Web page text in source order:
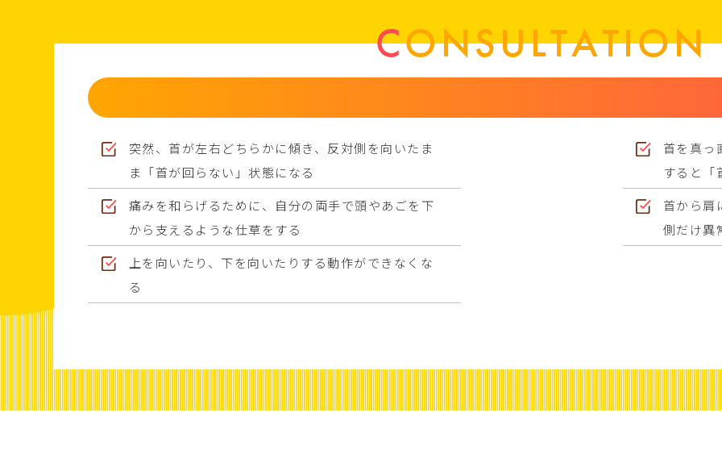
CONSULTATION
突然、首が左右どちらかに傾き、反対側を向いたま
ま「首が回らない」状態になる
首を真っ
すると「
痛みを和らげるために、自分の両手で頭やあごを下
から支えるような仕草をする
首から肩
側だけ異
上を向いたり、下を向いたりする動作ができなくな
る